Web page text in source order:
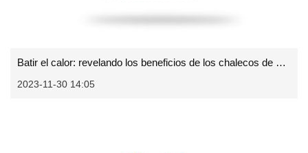
Batir el calor: revelando los beneficios de los chalecos de enfriamiento al aire libre
2023-11-30 14:05